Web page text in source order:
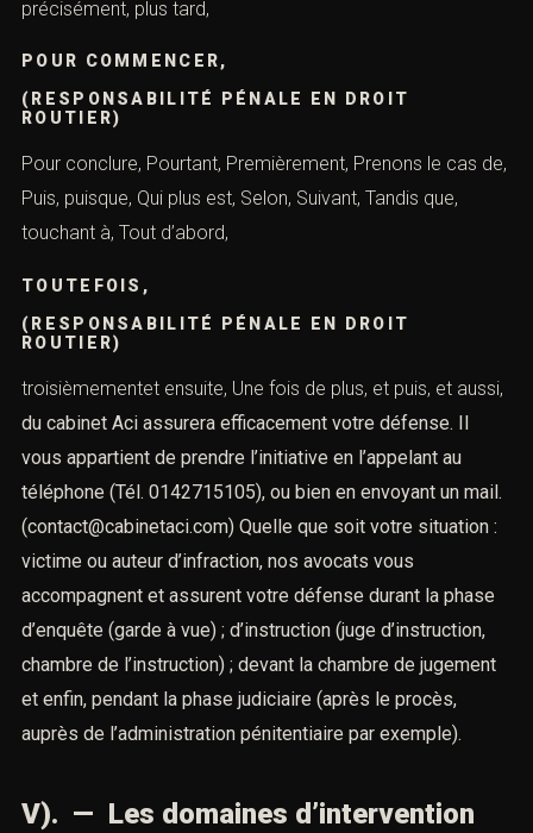
précisément, plus tard,
POUR COMMENCER,
(RESPONSABILITÉ PÉNALE EN DROIT
ROUTIER)
Pour conclure, Pourtant, Premièrement, Prenons le cas de,
Puis, puisque, Qui plus est, Selon, Suivant, Tandis que,
touchant à, Tout d’abord,
TOUTEFOIS,
(RESPONSABILITÉ PÉNALE EN DROIT
ROUTIER)
troisièmementet ensuite, Une fois de plus, et puis, et aussi,
du cabinet Aci assurera efficacement votre défense. Il
vous appartient de prendre l’initiative en l’appelant au
téléphone (Tél. 0142715105), ou bien en envoyant un mail.
(contact@cabinetaci.com) Quelle que soit votre situation :
victime ou auteur d’infraction, nos avocats vous
accompagnent et assurent votre défense durant la phase
d’enquête (garde à vue) ; d’instruction (juge d’instruction,
chambre de l’instruction) ; devant la chambre de jugement
et enfin, pendant la phase judiciaire (après le procès,
auprès de l’administration pénitentiaire par exemple).
V). — Les domaines d’intervention